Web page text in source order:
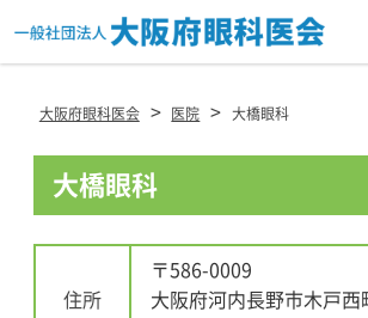
大阪府眼科医会 > 医院 > 大橋眼科
大橋眼科
住所
〒586-0009
大阪府河内長野市木戸西
Site
Footer